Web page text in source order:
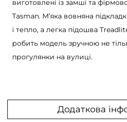
I
I
M
o
s
r
виготовлені із замші та
Tasman. М’яка вовняна
і тепло, а легка підошва
робить модель зручною не
прогулянки на вулиці.
Додаткова